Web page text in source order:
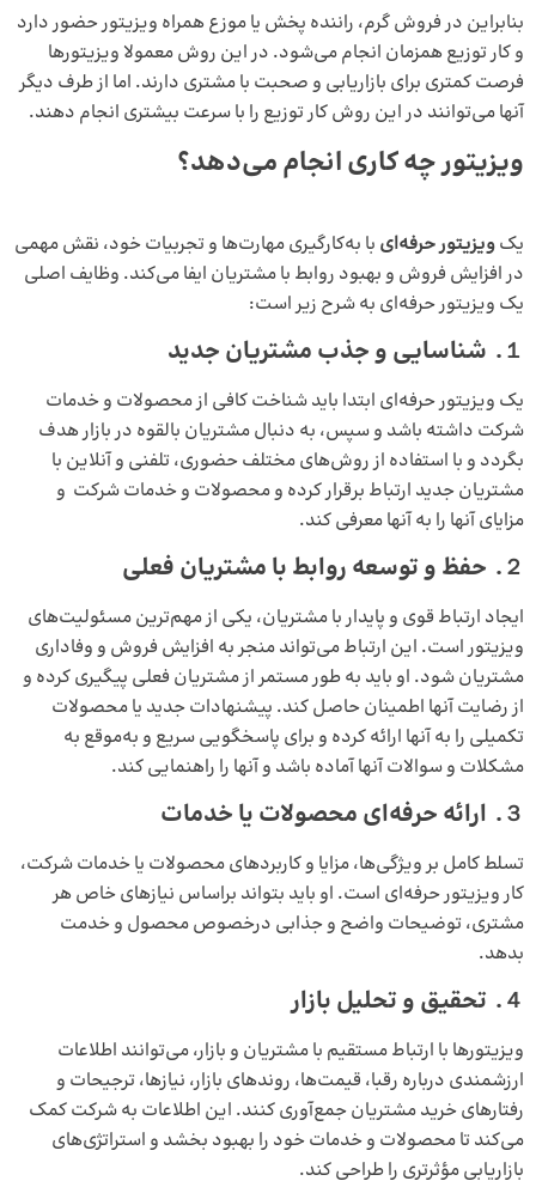
بنابراین در فروش گرم، راننده پخش یا موزعهمراه ویزیتور حضور دارد
و کار توزیع همزمان انجام می‌شود. در این روش معمولا ویزیتورها
فرصت کمتری برای بازاریابی و صحبت با مشتری دارند. اما از طرف دیگر
آنها می‌توانند در این روش کار توزیع را با سرعت بیشتری انجام دهند.
ویزیتور چه کاری انجام می‌دهد؟
یکویزیتور حرفه‌ای با به‌کارگیری مهارت‌ها و تجربیات خود، نقش مهمی
در افزایش فروش و بهبود روابط با مشتریان ایفا می‌کند. وظایف اصلی
یک ویزیتور حرفه‌ای به شرح زیر است:
１. شناسایی و جذب مشتریان جدید
یک ویزیتور حرفه‌ای ابتدا باید شناخت کافی از محصولات و خدمات
شرکت داشته باشد و سپس، به دنبال مشتریان بالقوه در بازار هدف
بگردد و با استفاده از روش‌های مختلف حضوری، تلفنی و آنلاین با
مشتریان جدید ارتباط برقرار کرده و محصولات و خدمات شرکت و
مزایای آنها را به آنها معرفی کند.
２. حفظ و توسعه روابط با مشتریان فعلی
ایجاد ارتباط قوی و پایدار با مشتریان، یکی از مهم‌ترین مسئولیت‌های
ویزیتور است. این ارتباط می‌تواند منجر به افزایش فروش و وفاداری
مشتریان شود. او باید به طور مستمر از مشتریان فعلی پیگیری کرده و
از رضایت آنها اطمینان حاصل کند. پیشنهادات جدید یا محصولات
تکمیلی را به آنها ارائه کرده و برای پاسخگویی سریع و به‌موقع به
مشکلات و سوالات آنها آماده باشد و آنها را راهنمایی کند.
３. ارائه‌ حرفه‌ای محصولات یا خدمات
تسلط کامل بر ویژگی‌ها، مزایا و کاربردهای محصولات یا خدمات شرکت،
کار ویزیتور حرفه‌ای است. او باید بتواند براساس نیازهای خاص هر
مشتری، توضیحات واضح و جذابی درخصوص محصول و خدمت
بدهد.
４. تحقیق و تحلیل بازار
ویزیتورها با ارتباط مستقیم با مشتریان و بازار، می‌توانند اطلاعات
ارزشمندی درباره رقبا، قیمت‌ها، روندهای بازار، نیازها، ترجیحات و
رفتارهای خرید مشتریان جمع‌آوری کنند. این اطلاعات به شرکت کمک
می‌کند تا محصولات و خدمات خود را بهبود بخشد و استراتژی‌های
بازاریابی مؤثرتری را طراحی کند.